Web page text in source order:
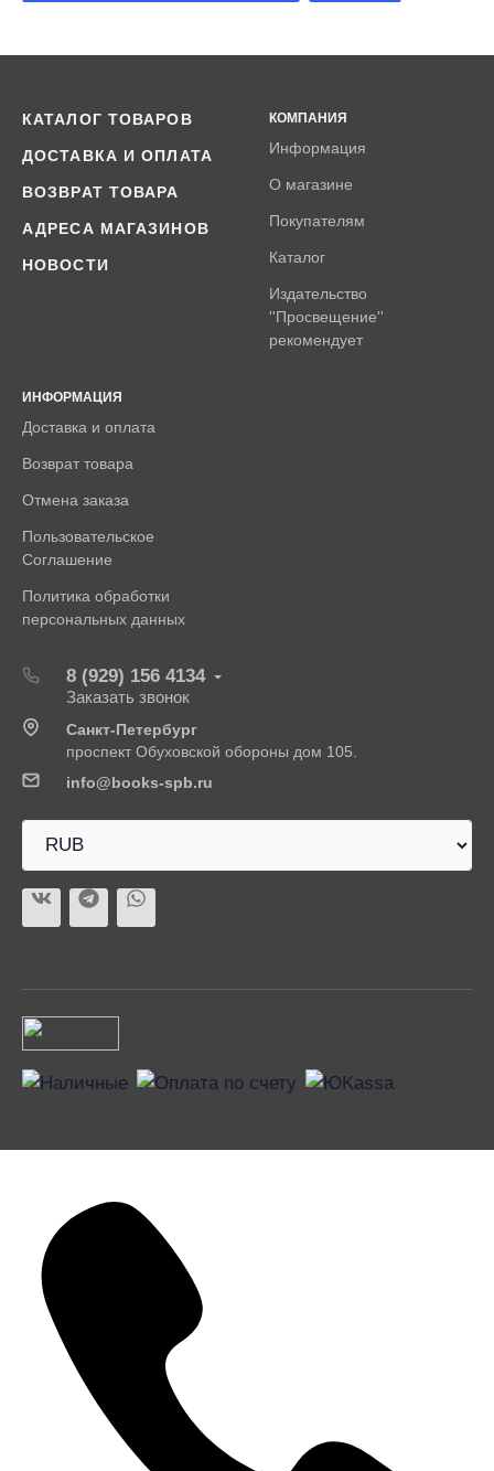
КАТАЛОГ ТОВАРОВ
ДОСТАВКА И ОПЛАТА
ВОЗВРАТ ТОВАРА
АДРЕСА МАГАЗИНОВ
НОВОСТИ
КОМПАНИЯ
Информация
О магазине
Покупателям
Каталог
Издательство
''Просвещение''
рекомендует
ИНФОРМАЦИЯ
Доставка и оплата
Возврат товара
Отмена заказа
Пользовательское
Соглашение
Политика обработки
персональных данных
8 (929) 156 4134
Заказать звонок
Санкт-Петербург
проспект Обуховской обороны дом 105.
info@books-spb.ru